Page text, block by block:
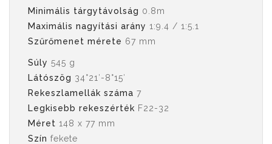
Minimális tárgytávolság 0.8m
Maximális nagyítási arány 1:9.4 / 1:5.1
Szűrőmenet mérete 67 mm
Súly 545 g
Látószög 34°21′-8°15′
Rekeszlamellák száma 7
Legkisebb rekeszérték F22-32
Méret 148 x 77 mm
Szín fekete